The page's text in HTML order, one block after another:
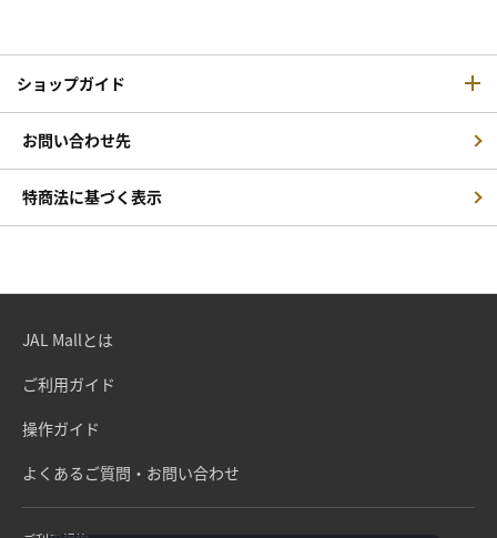
ショップガイド
お問い合わせ先
特商法に基づく表示
JAL Mallとは
ご利用ガイド
操作ガイド
よくあるご質問・お問い合わせ